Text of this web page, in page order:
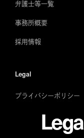
弁護士等一覧
事務所概要
採用情報
Legal
プライバシーポリシー